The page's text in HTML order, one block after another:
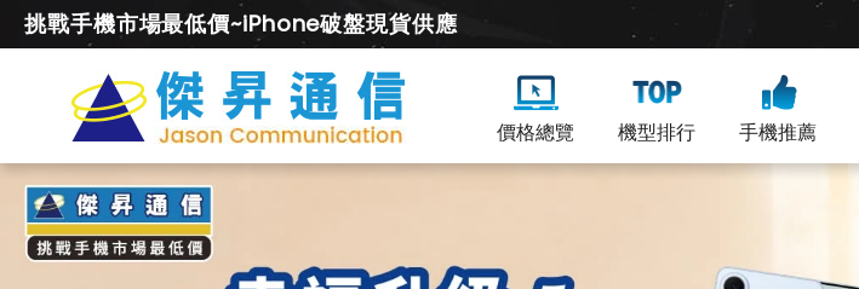
挑戰手機市場最低價~iPhone破盤現貨供應
價格總覽 機型排行 手機推薦